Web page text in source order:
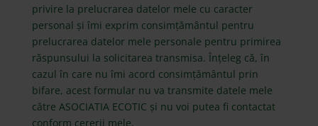
privire la prelucrarea datelor mele cu caracter
personal și îmi exprim consimțământul pentru
prelucrarea datelor mele personale pentru primirea
răspunsului la solicitarea transmisa. Înțeleg că, în
cazul în care nu îmi acord consimțământul prin
bifare, acest formular nu va transmite datele mele
către ASOCIATIA ECOTIC și nu voi putea fi contactat
conform cererii mele.